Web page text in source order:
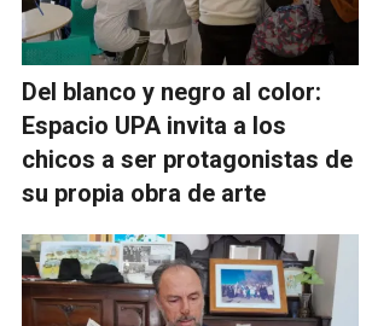
Del blanco y negro al color:
Espacio UPA invita a los
chicos a ser protagonistas de
su propia obra de arte